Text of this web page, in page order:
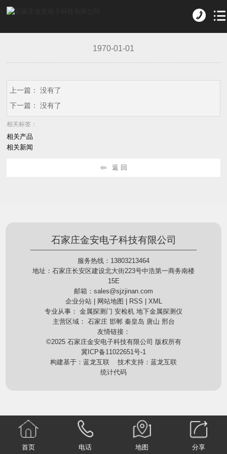
1970-01-01
上一篇： 没有了
下一篇： 没有了
相关标签：
相关产品
相关新闻
返 回
石家庄金安电子科技有限公司
服务热线：13803213464
地址：石家庄长安区建设北大街223号中浩第一商务南楼
15E
邮箱： sales@sjzjinan.com
企业分站| 网站地图 RSS
XML
专业从事： 金属探测门 安检机 地下金属探测仪
主营区域： 石家庄 邯郸 秦皇岛 唐山 邢台
友情链接：
©2025 石家庄金安电子科技有限公司 版权所有
冀ICP备11022651号-1
构建基于： 蓝龙互联 技术支持： 蓝龙互联
统计代码
首页 电话 地图 分享